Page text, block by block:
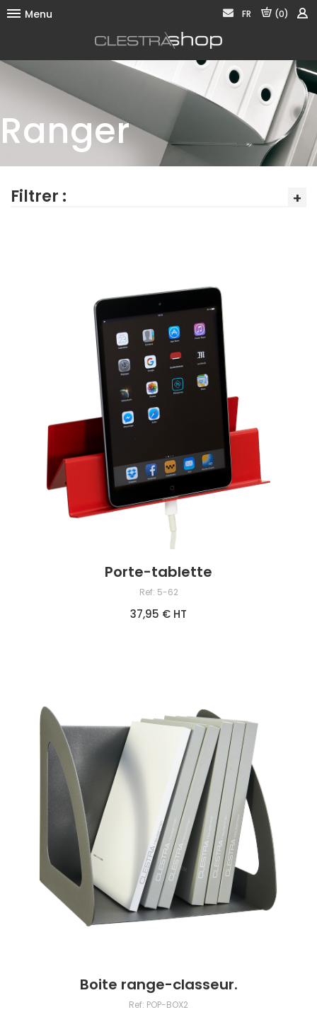
(0)
FR
Menu
Accrocher
Ranger
Présenter
Ranger
Filtrer : +
Porte-tablette
Ref: 5-62
37,95 € HT
Boite range-classeur.
Ref: POP-BOX2